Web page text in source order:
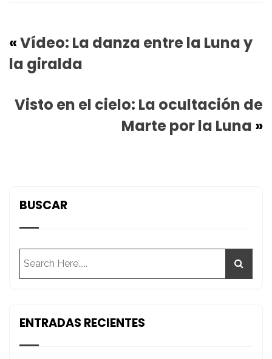
«Vídeo: La danza entre la Luna y
la giralda
Visto en el cielo: La ocultación de
Marte por la Luna »
BUSCAR
ENTRADAS RECIENTES